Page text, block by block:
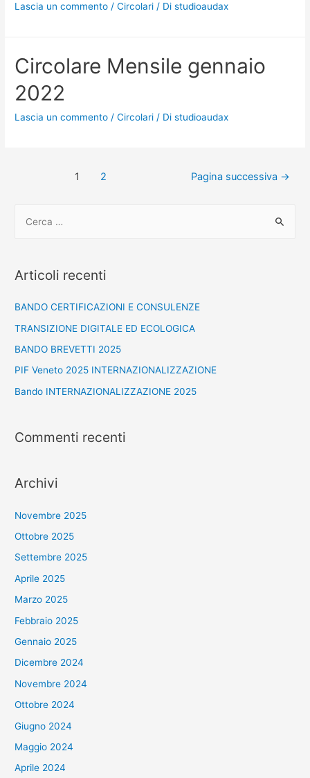
Lascia un commento /Circolari / Distudioaudax
Circolare Mensile gennaio
2022
Lascia un commento /Circolari / Distudioaudax
1 2 Pagina successiva →
Articoli recenti
BANDO CERTIFICAZIONI E CONSULENZE
TRANSIZIONE DIGITALE ED ECOLOGICA
BANDO BREVETTI 2025
PIF Veneto 2025 INTERNAZIONALIZZAZIONE
Bando INTERNAZIONALIZZAZIONE 2025
Commenti recenti
Archivi
Novembre 2025
Ottobre 2025
Settembre 2025
Aprile 2025
Marzo 2025
Febbraio 2025
Gennaio 2025
Dicembre 2024
Novembre 2024
Ottobre 2024
Giugno 2024
Maggio 2024
Aprile 2024